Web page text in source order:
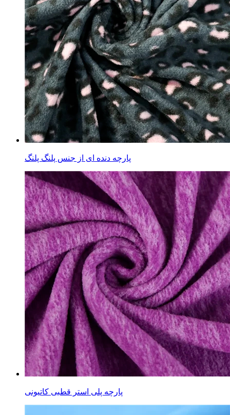
پارچه دنده ای از جنس پلنگ پلنگ
پارچه پلی استر قطبی کاتیونی